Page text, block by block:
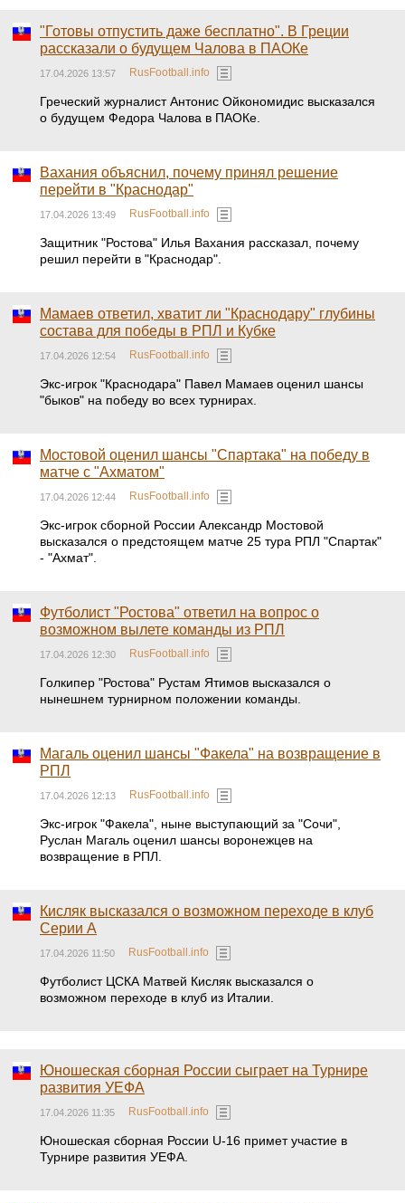
"Готовы отпустить даже бесплатно". В Греции
рассказали о будущем Чалова в ПАОКе
17.04.2026 13:57 RusFootball.info
Греческий журналист Антонис Ойкономидис высказался
о будущем Федора Чалова в ПАОКе.
Вахания объяснил, почему принял решение
перейти в "Краснодар"
17.04.2026 13:49 RusFootball.info
Защитник "Ростова" Илья Вахания рассказал, почему
решил перейти в "Краснодар".
Мамаев ответил, хватит ли "Краснодару" глубины
состава для победы в РПЛ и Кубке
17.04.2026 12:54 RusFootball.info
Экс-игрок "Краснодара" Павел Мамаев оценил шансы
"быков" на победу во всех турнирах.
Мостовой оценил шансы "Спартака" на победу в
матче с "Ахматом"
17.04.2026 12:44 RusFootball.info
Экс-игрок сборной России Александр Мостовой
высказался о предстоящем матче 25 тура РПЛ "Спартак"
- "Ахмат".
Футболист "Ростова" ответил на вопрос о
возможном вылете команды из РПЛ
17.04.2026 12:30 RusFootball.info
Голкипер "Ростова" Рустам Ятимов высказался о
нынешнем турнирном положении команды.
Магаль оценил шансы "Факела" на возвращение в
РПЛ
17.04.2026 12:13 RusFootball.info
Экс-игрок "Факела", ныне выступающий за "Сочи",
Руслан Магаль оценил шансы воронежцев на
возвращение в РПЛ.
Кисляк высказался о возможном переходе в клуб
Серии А
17.04.2026 11:50 RusFootball.info
Футболист ЦСКА Матвей Кисляк высказался о
возможном переходе в клуб из Италии.
Юношеская сборная России сыграет на Турнире
развития УЕФА
17.04.2026 11:35 RusFootball.info
Юношеская сборная России U-16 примет участие в
Турнире развития УЕФА.